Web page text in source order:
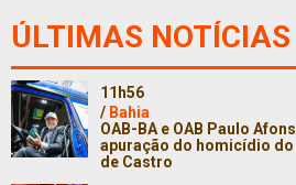
ÚLTIMAS NOTÍCIAS
11h56
/ Bahia
OAB-BA e OAB Paulo
apuração do homicídio
de Castro